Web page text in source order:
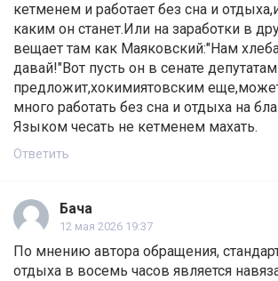
кетменем и работает без сна и
каким он станет.Или на заработки в
вещает там как Маяковский:"Нам
давай!"Вот пусть он в сенате депутатам
предложит,хокимиятовским
много работать без сна и отдыха на
Языком чесать не кетменем махать.
Ответить
Бача
12 мая 2026 19:37
По мнению автора обращения,
отдыха в восемь часов является